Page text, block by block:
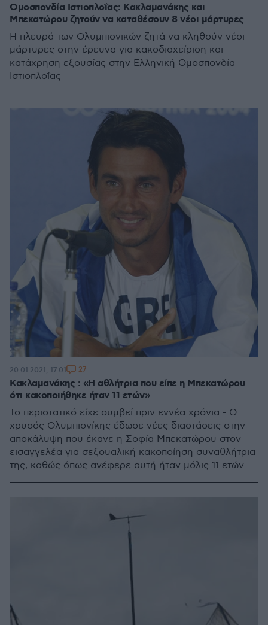
Ομοσπονδία Ιστιοπλοΐας: Κακλαμανάκης και
Μπεκατώρου ζητούν να καταθέσουν 8 νέοι μάρτυρες
Η πλευρά των Ολυμπιονικών ζητά να κληθούν νέοι
μάρτυρες στην έρευνα για κακοδιαχείριση και
κατάχρηση εξουσίας στην Ελληνική Ομοσπονδία
Ιστιοπλοΐας
Κακλαμανάκης : «Η αθλήτρια που είπε η Μπεκατώρου
ότι κακοποιήθηκε ήταν 11 ετών»
To περιστατικό είχε συμβεί πριν εννέα χρόνια - Ο
χρυσός Ολυμπιονίκης έδωσε νέες διαστάσεις στην
αποκάλυψη που έκανε η Σοφία Μπεκατώρου στον
εισαγγελέα για σεξουαλική κακοποίηση συναθλήτρια
της, καθώς όπως ανέφερε αυτή ήταν μόλις 11 ετών
20.01.2021, 17:01 27